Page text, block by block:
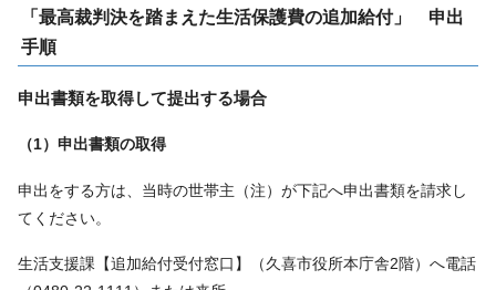
「最高裁判決を踏まえた生活保護費の追加給付」 申出
手順
申出書類を取得して提出する場合
（1）申出書類の取得
申出をする方は、当時の世帯主（注）が下記へ申出書類を請求し
てください。
生活支援課【追加給付受付窓口】（久喜市役所本庁舎2階）へ電話